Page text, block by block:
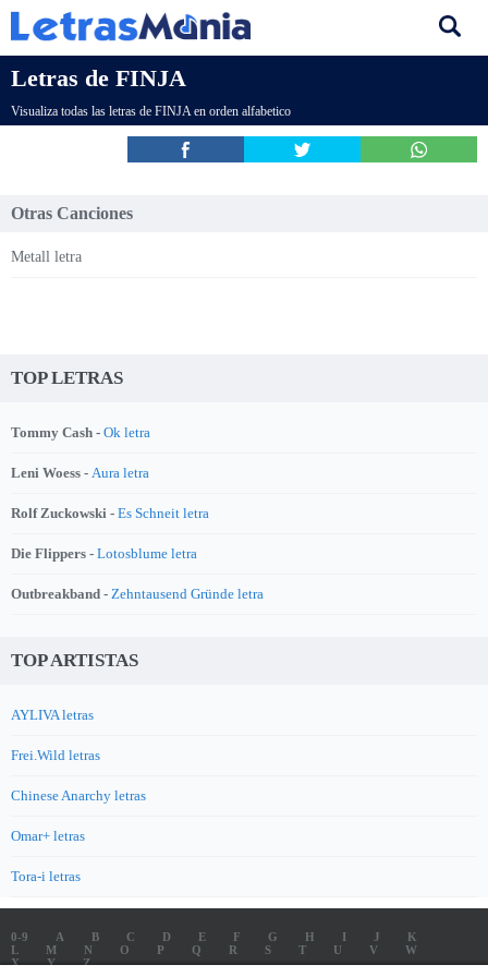
Letras de FINJA
Visualiza todas las letras de FINJA en orden alfabetico
Otras Canciones
Metall letra
TOP LETRAS
Tommy Cash - Ok letra
Leni Woess - Aura letra
Rolf Zuckowski - Es Schneit letra
Die Flippers - Lotosblume letra
Outbreakband - Zehntausend Gründe letra
TOP ARTISTAS
AYLIVA letras
Frei.Wild letras
Chinese Anarchy letras
Omar+ letras
Tora-i letras
0-9 A B C D E F G H I J
K
L
M N O P Q R S T U V
W
X
Y Z